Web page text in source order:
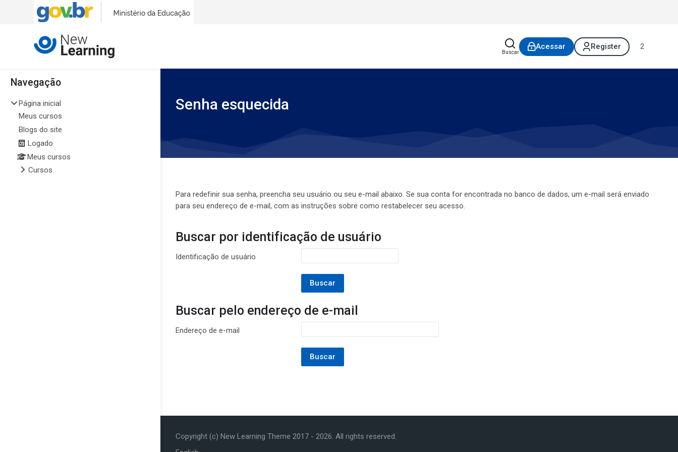
Skip to navigation
Skip to search form
Skip to login form
Ir para o conteúdo principal
Skip to accessibility options
Skip to footer
Skip accessibility options
Buscar
Acessar Register 2
Blocos
Pular Navegação
Navegação
Página inicial
Meus cursos
Blogs do site
Logado
Meus cursos
Cursos
Senha esquecida
Para redefinir sua senha, preencha seu usuário ou seu e-mail abaixo. Se sua conta for encontrada no banco de dados, um e-mail será enviado
para seu endereço de e-mail, com as instruções sobre como restabelecer seu acesso.
Buscar por identificação de usuário
Buscar por identificação de usuário
Identificação de usuário
Buscar pelo endereço de e-mail
Buscar pelo endereço de e-mail
Endereço de e-mail
Copyright (c) New Learning Theme 2017 - 2026. All rights reserved.